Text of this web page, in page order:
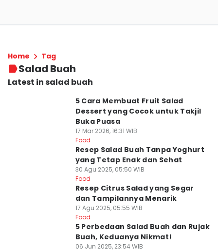
Home Tag
Salad Buah
Latest in salad buah
5 Cara Membuat Fruit Salad
Dessert yang Cocok untuk Takjil
Buka Puasa
17 Mar 2026, 16:31 WIB
Food
Resep Salad Buah Tanpa Yoghurt
yang Tetap Enak dan Sehat
30 Agu 2025, 05:50 WIB
Food
Resep Citrus Salad yang Segar
dan Tampilannya Menarik
17 Agu 2025, 05:55 WIB
Food
5 Perbedaan Salad Buah dan Rujak
Buah, Keduanya Nikmat!
06 Jun 2025, 23:54 WIB